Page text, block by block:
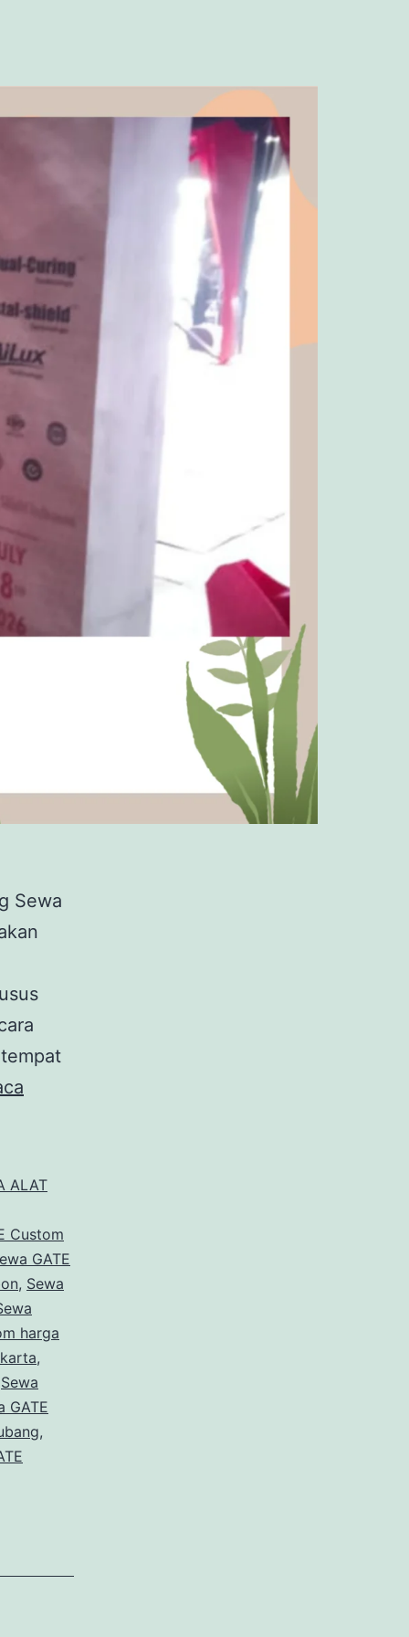
Sewa
Event
House
PIK
2
Tangerang
ALAT
Custom
GATE
, Sewa
harga
,
Sewa
GATE
,